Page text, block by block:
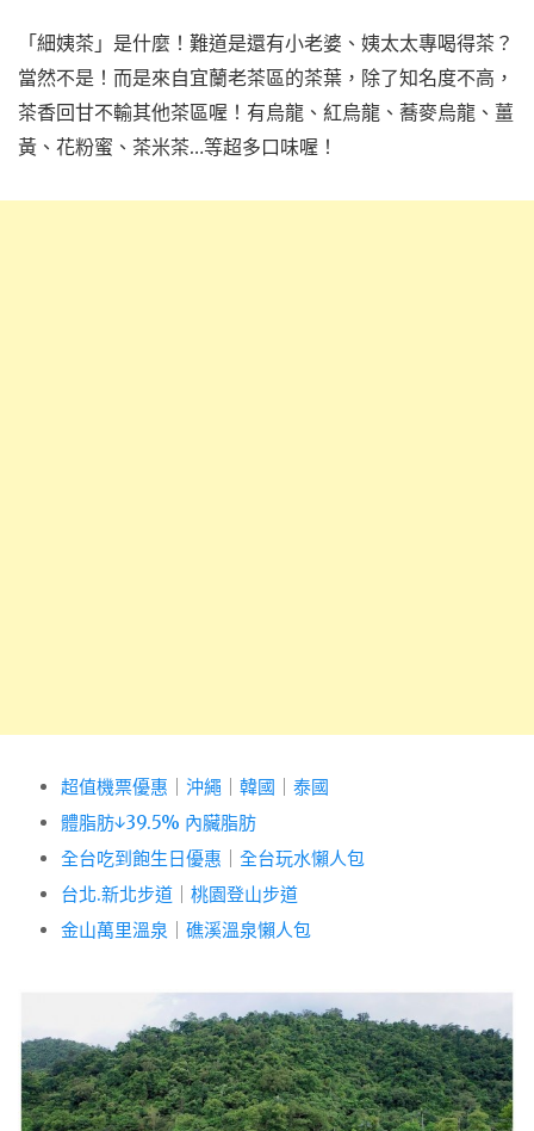
「細姨茶」是什麼！難道是還有小老婆、姨太太專喝得茶？
當然不是！而是來自宜蘭老茶區的茶葉，除了知名度不高，
茶香回甘不輸其他茶區喔！有烏龍、紅烏龍、蕎麥烏龍、薑
黃、花粉蜜、茶米茶…等超多口味喔！
超值機票優惠 沖繩 韓國
泰國
體脂肪↓39.5% 內臟脂肪
全台吃到飽生日優惠
全台玩水懶人包
台北.新北步道
桃園登山步道
金山萬里溫泉
礁溪溫泉懶人包